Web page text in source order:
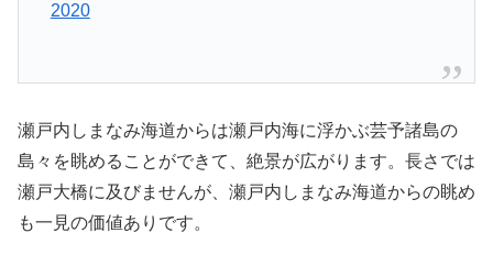
2020
瀬戸内しまなみ海道からは瀬戸内海に浮かぶ芸予諸島の
島々を眺めることができて、絶景が広がります。長さでは
瀬戸大橋に及びませんが、瀬戸内しまなみ海道からの眺め
も一見の価値ありです。